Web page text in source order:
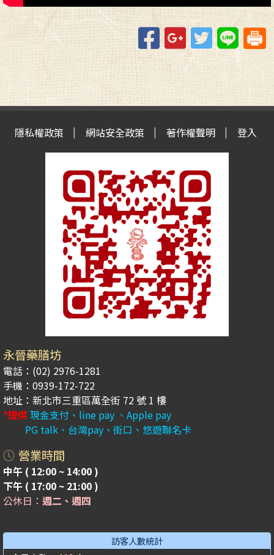
FacebookGoogle+TwitterLine
隱私權政策 網站安全政策 著作權聲明 登入
永晉藥膳坊
電話：(02) 2976-1281
手機：0939-172-722
地址：新北市三重區萬全街 72 號 1 樓
*提供現金支付、line pay 、Apple pay
PG talk、台灣pay、街口、悠遊聯名卡
營業時間
中午 ( 12:00 ~ 14:00 )
下午 ( 17:00 ~ 21:00 )
公休日： 週二、週四
訪客人數統計